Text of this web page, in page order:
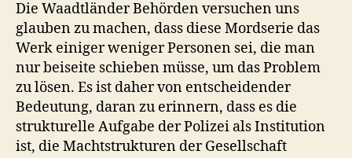
Die Waadtländer Behörden versuchen uns
glauben zu machen, dass diese Mordserie das
Werk einiger weniger Personen sei, die man
nur beiseite schieben müsse, um das Problem
zu lösen. Es ist daher von entscheidender
Bedeutung, daran zu erinnern, dass es die
strukturelle Aufgabe der Polizei als Institution
ist, die Machtstrukturen der Gesellschaft